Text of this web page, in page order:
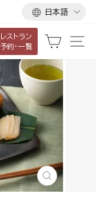
言
語
日本語
レストラン
予約・一覧
カート
閉